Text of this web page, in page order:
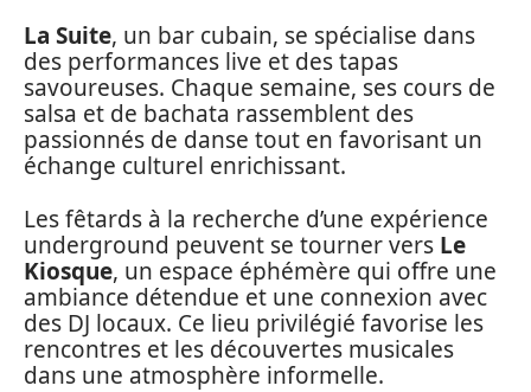
La Suite, un bar cubain, se spécialise dans
des performances live et des tapas
savoureuses. Chaque semaine, ses cours de
salsa et de bachata rassemblent des
passionnés de danse tout en favorisant un
échange culturel enrichissant.
Les fêtards à la recherche d’une expérience
underground peuvent se tourner vers Le
Kiosque, un espace éphémère qui offre une
ambiance détendue et une connexion avec
des DJ locaux. Ce lieu privilégié favorise les
rencontres et les découvertes musicales
dans une atmosphère informelle.